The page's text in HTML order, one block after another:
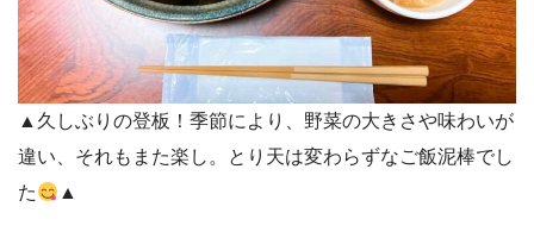
▲久しぶりの登板！季節により、野菜の大きさや味わいが
違い、それもまた楽し。とり天は変わらずなご飯泥棒でし
た
▲